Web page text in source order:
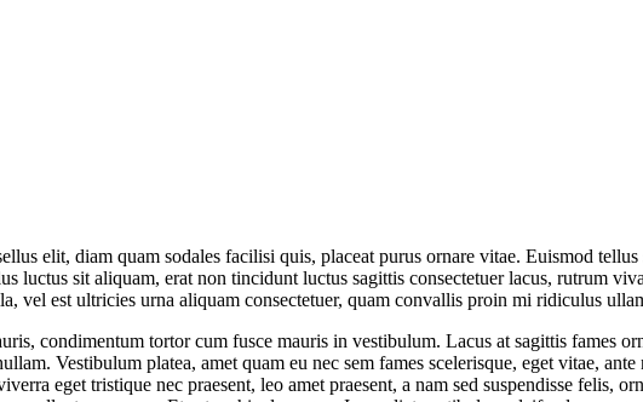
elit, diam quam sodales facilisi quis, placeat purus ornare vitae. Euismod
luctus sit aliquam, erat non tincidunt luctus sagittis consectetuer lacus, rutrum
vel est ultricies urna aliquam consectetuer, quam convallis proin mi ridiculus
condimentum tortor cum fusce mauris in vestibulum. Lacus at sagittis fames
Vestibulum platea, amet quam eu nec sem fames scelerisque, eget vitae,
eget tristique nec praesent, leo amet praesent, a nam sed suspendisse felis,